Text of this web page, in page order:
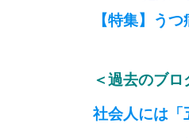
【特集】う
＜過去のブロ
社会人には「